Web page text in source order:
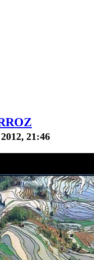
21:46